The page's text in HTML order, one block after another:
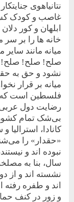
نتانیاهوی
غاصب و کودک کش
ابلهان و کور
خانه ها را بر سر
میانه مانند
صلح! صلح! صلح!
نشود و حق به
میانه بر قرار
فلسطین است که
رضایت دول عربی
بی‌شک تمام
کانادا،
«حقدار» را
نبوده اند و
سال، بنا به
نشسته اند و از
اند و طفره
و زور در کنف